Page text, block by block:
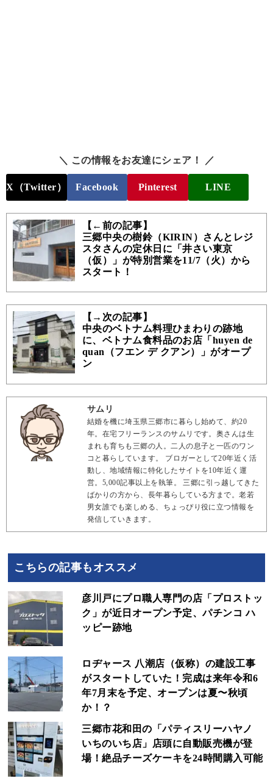
＼ この情報をお友達にシェア！ ／
X（Twitter） Facebook Pinterest LINE
【←前の記事】
三郷中央の樹鈴（KIRIN）さんとレジ
スタさんの定休日に「井さい東京
（仮）」が特別営業を11/7（火）から
スタート！
【→次の記事】
中央のベトナム料理ひまわりの跡地
に、ベトナム食料品のお店「huyen de
quan（フエン デ クアン）」がオープ
ン
サムリ
結婚を機に埼玉県三郷市に暮らし始めて、約20
年。在宅フリーランスのサムリです。奥さんは生
まれも育ちも三郷の人。二人の息子と一匹のワン
コと暮らしています。 ブロガーとして20年近く活
動し、地域情報に特化したサイトを10年近く運
営。5,000記事以上を執筆。 三郷に引っ越してきた
ばかりの方から、長年暮らしている方まで。老若
男女誰でも楽しめる、ちょっぴり役に立つ情報を
発信していきます。
こちらの記事もオススメ
彦川戸にプロ職人専門の店「プロストッ
ク」が近日オープン予定、パチンコ ハ
ッピー跡地
ロヂャース 八潮店（仮称）の建設工事
がスタートしていた！完成は来年令和6
年7月末を予定、オープンは夏〜秋頃
か！？
三郷市花和田の「パティスリーハヤノ
いちのいち店」店頭に自動販売機が登
場！絶品チーズケーキを24時間購入可能